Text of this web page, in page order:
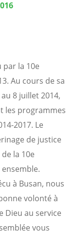
par la 10e
Au cours de sa
8 juillet 2014,
les programmes
2017. Le
de justice
la 10e
à Busan, nous
volonté à
Dieu au service
vous